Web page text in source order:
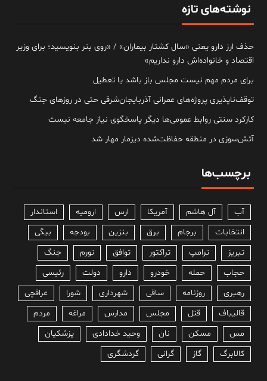
نوشته‌های تازه
حذف ارز دارو یعنی «سال کشتار بیماران» / «روی بنر بنویسید؛ برای وزیر
اقتصاد و خانواده‌اش دارو نداریم»
برای مردم مهم نیست مجلس باز باشد یا تعطیل
توقف‌ناپذیری پروژه‌های عمرانی آذربایجان‌شرقی حتی در روزهای جنگ
کارکرد سنتی روابط عمومی‌ها دیگر پاسخگوی نیاز جامعه نیست
آتش‌سوزی در منطقه حفاظت‌شده دیزمار مهار شد
برچسب‌ها
آب آل هاشم آمریکا ارس ارومیه
استاندار
انتخابات
برجام برق بنزین بودجه
بیگی
تبریز
ترامپ تراکتور توافق تورم
جنگ
حجاب
حمله خودرو دارو دولت
رئیسی
رهبری
روزنامه ساقی شهرداری شورا
عراقچی
قالیباف
قتل مجلس مدارس مراغه
مردم
مس
مسکن نان وحید خدادادی
پزشکیان
کالابرگ
گاز گرانی گردشگری